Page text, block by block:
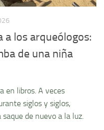
a los arqueólogos:
de una niña
en libros. A veces
siglos y siglos,
de nuevo a la luz.